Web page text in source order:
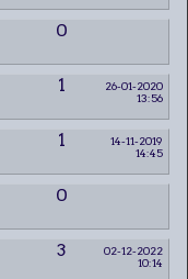
0
1
26-01-2020
13:56
1
14-11-2019
14:45
0
3
02-12-2022
10:14